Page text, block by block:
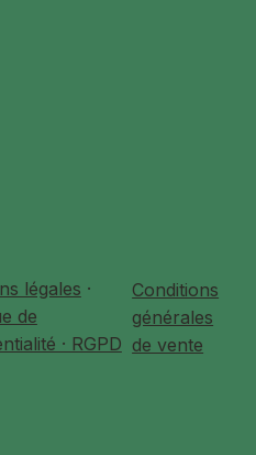
légales ·
de
· RGPD
Conditions
générales
de vente